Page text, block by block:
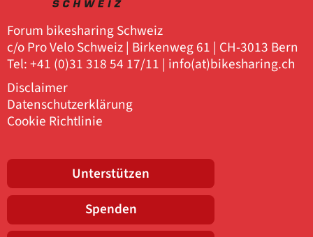
Forum bikesharing Schweiz
c/o Pro Velo Schweiz | Birkenweg 61 | CH-3013 Bern
Tel: +41 (0)31 318 54 17/11 | info(at)bikesharing.ch
Disclaimer
Datenschutzerklärung
Cookie Richtlinie
Unterstützen
Spenden